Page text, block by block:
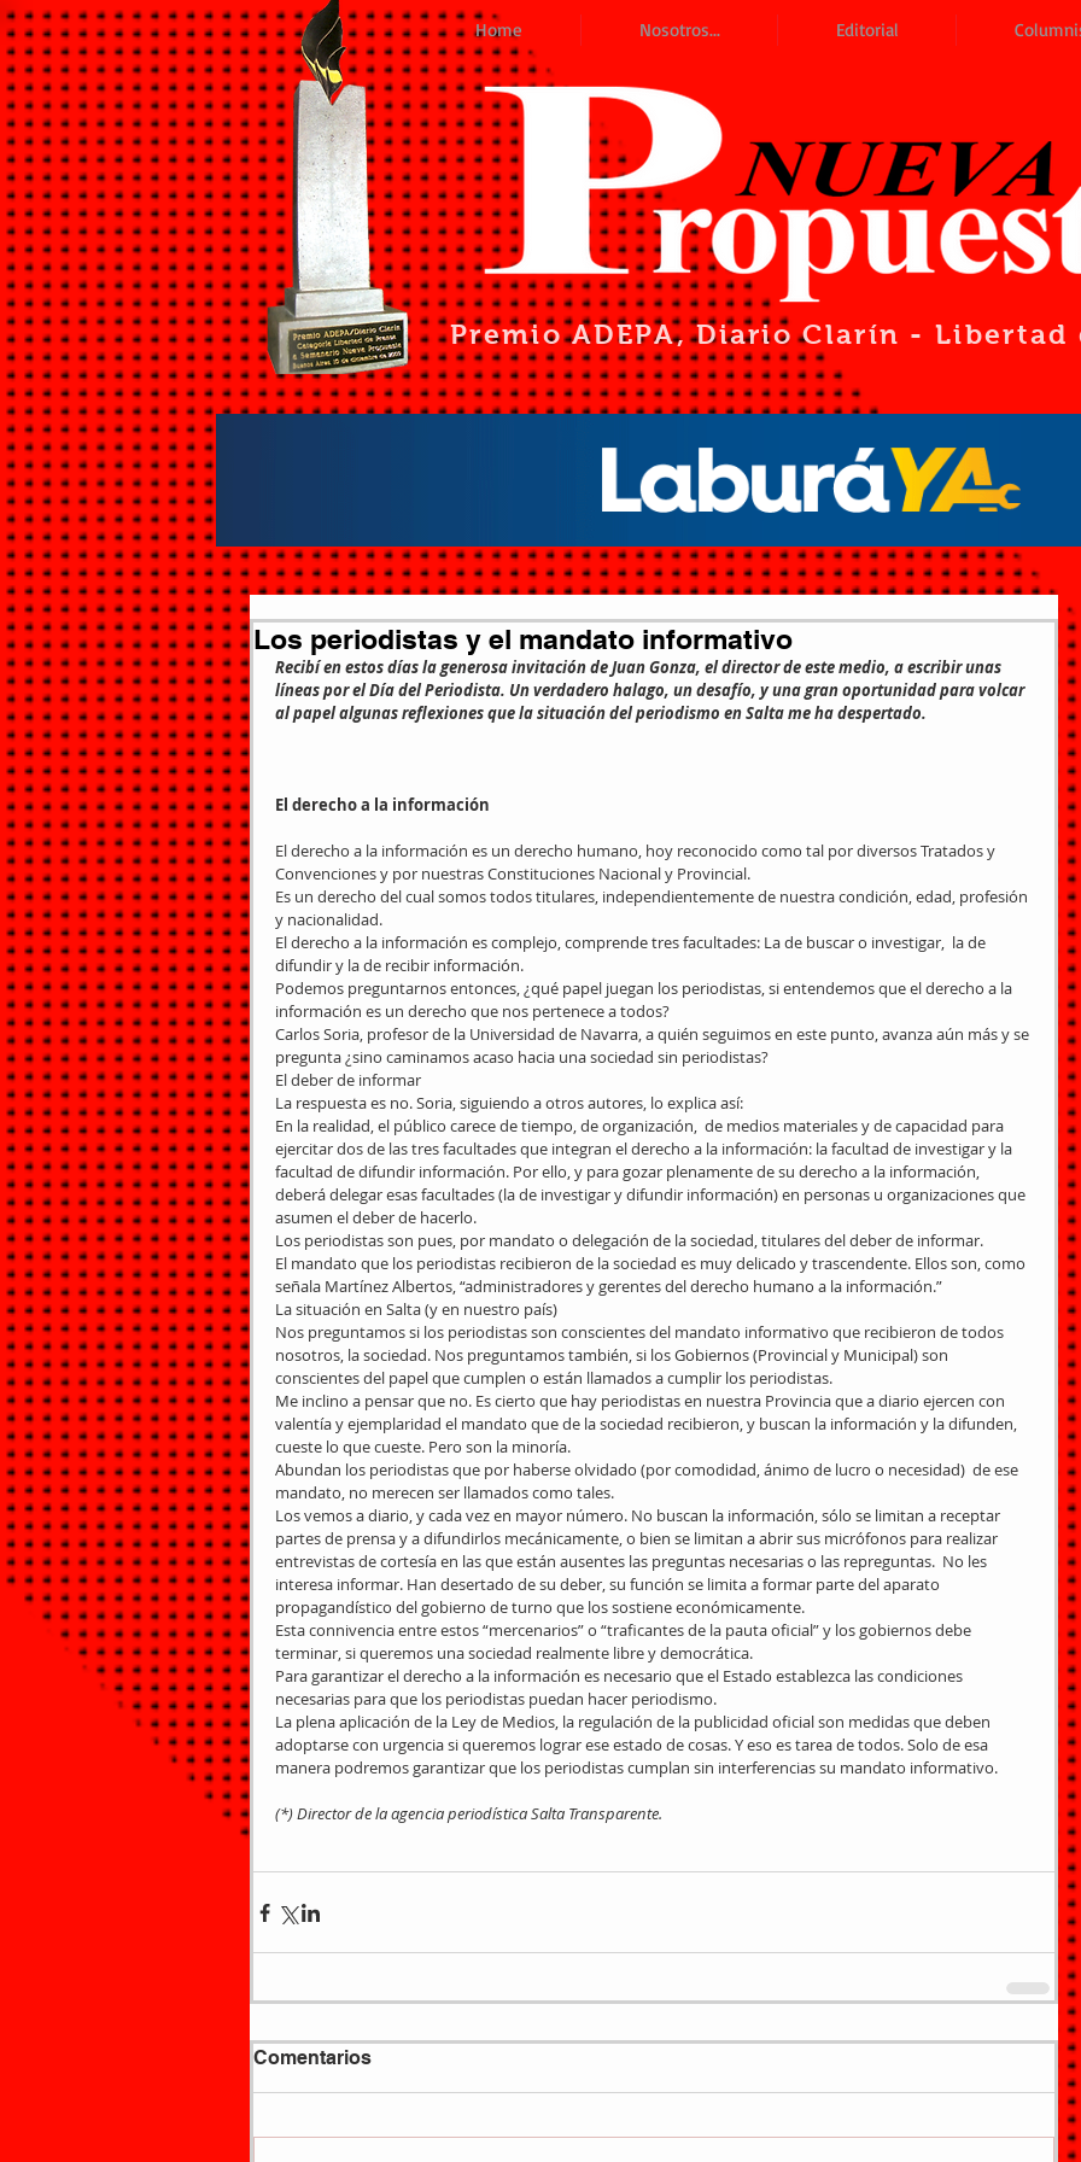
Home Nosotros... Editorial
Premio ADEPA, Diario Clarín - Libertad
Los periodistas y el mandato informativo
Recibí en estos días la generosa invitación de Juan Gonza, el director de este medio, a escribir unas
líneas por el Día del Periodista. Un verdadero halago, un desafío, y una gran oportunidad para volcar
al papel algunas reflexiones que la situación del periodismo en Salta me ha despertado.
El derecho a la información
El derecho a la información es un derecho humano, hoy reconocido como tal por diversos Tratados y
Convenciones y por nuestras Constituciones Nacional y Provincial.
Es un derecho del cual somos todos titulares, independientemente de nuestra condición, edad, profesión
y nacionalidad.
El derecho a la información es complejo, comprende tres facultades: La de buscar o investigar,  la de
difundir y la de recibir información.
Podemos preguntarnos entonces, ¿qué papel juegan los periodistas, si entendemos que el derecho a la
información es un derecho que nos pertenece a todos?
Carlos Soria, profesor de la Universidad de Navarra, a quién seguimos en este punto, avanza aún más y se
pregunta ¿sino caminamos acaso hacia una sociedad sin periodistas?
El deber de informar
La respuesta es no. Soria, siguiendo a otros autores, lo explica así:
En la realidad, el público carece de tiempo, de organización,  de medios materiales y de capacidad para
ejercitar dos de las tres facultades que integran el derecho a la información: la facultad de investigar y la
facultad de difundir información. Por ello, y para gozar plenamente de su derecho a la información,
deberá delegar esas facultades (la de investigar y difundir información) en personas u organizaciones que
asumen el deber de hacerlo.
Los periodistas son pues, por mandato o delegación de la sociedad, titulares del deber de informar.
El mandato que los periodistas recibieron de la sociedad es muy delicado y trascendente. Ellos son, como
señala Martínez Albertos, “administradores y gerentes del derecho humano a la información.”
La situación en Salta (y en nuestro país)
Nos preguntamos si los periodistas son conscientes del mandato informativo que recibieron de todos
nosotros, la sociedad. Nos preguntamos también, si los Gobiernos (Provincial y Municipal) son
conscientes del papel que cumplen o están llamados a cumplir los periodistas.
Me inclino a pensar que no. Es cierto que hay periodistas en nuestra Provincia que a diario ejercen con
valentía y ejemplaridad el mandato que de la sociedad recibieron, y buscan la información y la difunden,
cueste lo que cueste. Pero son la minoría.
Abundan los periodistas que por haberse olvidado (por comodidad, ánimo de lucro o necesidad)  de ese
mandato, no merecen ser llamados como tales.
Los vemos a diario, y cada vez en mayor número. No buscan la información, sólo se limitan a receptar
partes de prensa y a difundirlos mecánicamente, o bien se limitan a abrir sus micrófonos para realizar
entrevistas de cortesía en las que están ausentes las preguntas necesarias o las repreguntas.  No les
interesa informar. Han desertado de su deber, su función se limita a formar parte del aparato
propagandístico del gobierno de turno que los sostiene económicamente.
Esta connivencia entre estos “mercenarios” o “traficantes de la pauta oficial” y los gobiernos debe
terminar, si queremos una sociedad realmente libre y democrática.
Para garantizar el derecho a la información es necesario que el Estado establezca las condiciones
necesarias para que los periodistas puedan hacer periodismo.
La plena aplicación de la Ley de Medios, la regulación de la publicidad oficial son medidas que deben
adoptarse con urgencia si queremos lograr ese estado de cosas. Y eso es tarea de todos. Solo de esa
manera podremos garantizar que los periodistas cumplan sin interferencias su mandato informativo.
(*) Director de la agencia periodística Salta Transparente.
Comentarios